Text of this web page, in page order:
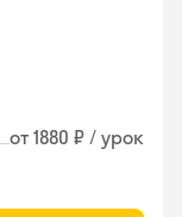
от 1880 ₽ / урок